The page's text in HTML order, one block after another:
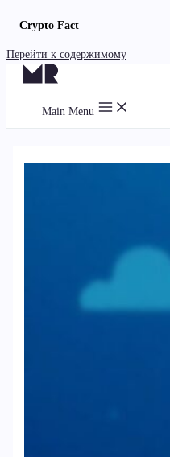
Crypto Fact
Перейти к содержимому
Main Menu